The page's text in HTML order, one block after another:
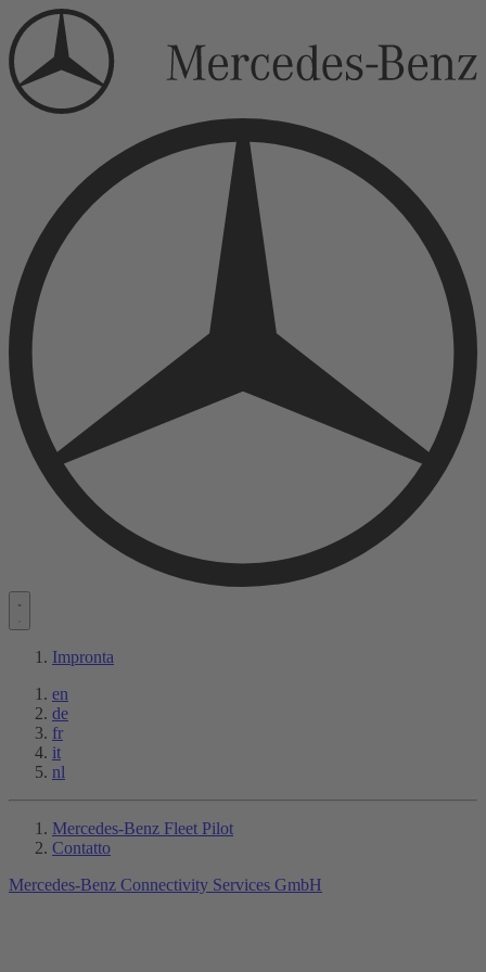
Impronta
en
de
fr
it
nl
Mercedes-Benz Fleet Pilot
Contatto
Mercedes-Benz Connectivity Services GmbH